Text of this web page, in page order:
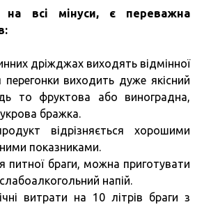
на всі мінуси, є переважна
дріжджах виходять відмінної
перегонки виходить дуже якісний
то фруктова або виноградна,
бражка.
відрізняється хорошими
показниками.
питної браги, можна приготувати
напій.
витрати на 10 літрів браги з